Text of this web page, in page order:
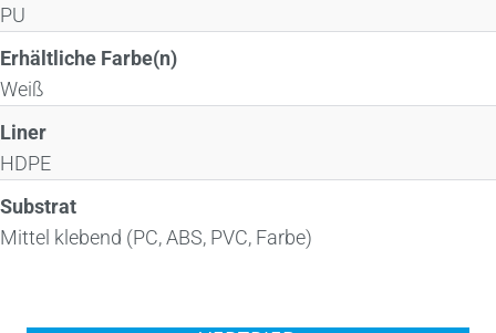
PU
Erhältliche Farbe(n)
Weiß
Liner
HDPE
Substrat
Mittel klebend (PC, ABS, PVC, Farbe)